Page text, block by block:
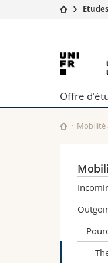
Etudes
Etudes
de
Offre
Mobilité